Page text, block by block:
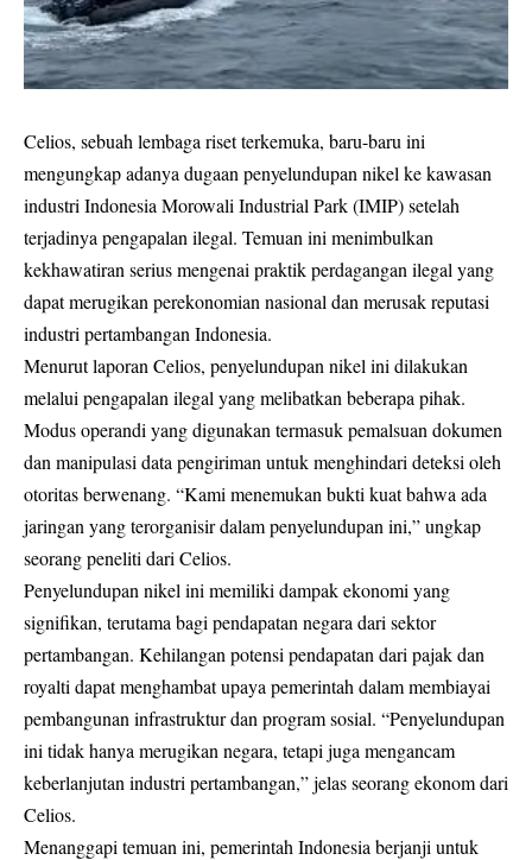
Celios, sebuah lembaga riset terkemuka, baru-baru ini
mengungkap adanya dugaan penyelundupan nikel ke kawasan
industri Indonesia Morowali Industrial Park (IMIP) setelah
terjadinya pengapalan ilegal. Temuan ini menimbulkan
kekhawatiran serius mengenai praktik perdagangan ilegal yang
dapat merugikan perekonomian nasional dan merusak reputasi
industri pertambangan Indonesia.
Menurut laporan Celios, penyelundupan nikel ini dilakukan
melalui pengapalan ilegal yang melibatkan beberapa pihak.
Modus operandi yang digunakan termasuk pemalsuan dokumen
dan manipulasi data pengiriman untuk menghindari deteksi oleh
otoritas berwenang. “Kami menemukan bukti kuat bahwa ada
jaringan yang terorganisir dalam penyelundupan ini,” ungkap
seorang peneliti dari Celios.
Penyelundupan nikel ini memiliki dampak ekonomi yang
signifikan, terutama bagi pendapatan negara dari sektor
pertambangan. Kehilangan potensi pendapatan dari pajak dan
royalti dapat menghambat upaya pemerintah dalam membiayai
pembangunan infrastruktur dan program sosial. “Penyelundupan
ini tidak hanya merugikan negara, tetapi juga mengancam
keberlanjutan industri pertambangan,” jelas seorang ekonom dari
Celios.
Menanggapi temuan ini, pemerintah Indonesia berjanji untuk